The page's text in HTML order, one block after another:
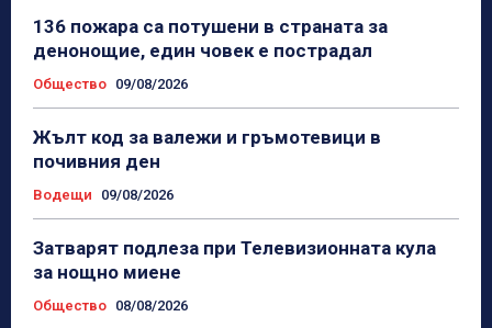
136 пожара са потушени в страната за
денонощие, един човек е пострадал
Общество 09/08/2026
Жълт код за валежи и гръмотевици в
почивния ден
Водещи 09/08/2026
Затварят подлеза при Телевизионната кула
за нощно миене
Общество 08/08/2026